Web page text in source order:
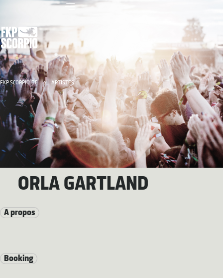
FKP SCORPIO.BE ARTISTES
ORLA GARTLAND
A propos
Booking